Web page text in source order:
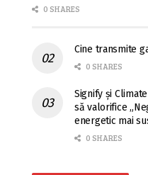
0 SHARES
Cine transmite
0 SHARES
Signify și
să valorifice
energetic mai
0 SHARES